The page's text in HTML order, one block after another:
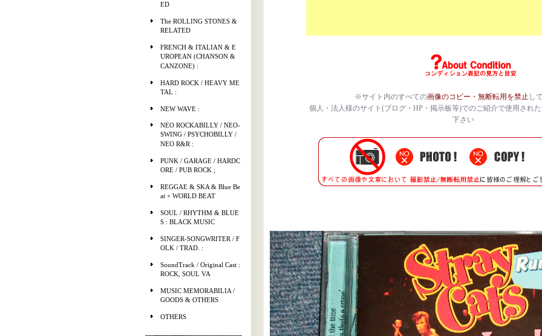
ED
The ROLLING STONES &
RELATED
FRENCH & ITALIAN & E
UROPEAN (CHANSON &
CANZONE) :
HARD ROCK / HEAVY ME
TAL :
NEW WAVE :
NEO ROCKABILLY / NEO-
SWING / PSYCHOBILLY /
NEO R&R :
PUNK / GARAGE / HARDC
ORE / PUB ROCK ;
REGGAE & SKA & Blue Be
at + WORLD BEAT
SOUL / RHYTHM & BLUE
S : BLACK MUSIC
SINGER-SONGWRITER / F
OLK / TRAD. :
SoundTrack / Original Cast :
ROCK, SOUL VA
MUSIC MEMORABILIA /
GOODS & OTHERS
OTHERS
※サイト内のすべての画像のコピー・無断転用を禁止 し
個人・法人様のサイト(ブログ・HP・掲示板等)でのご紹介で使用され
下さい